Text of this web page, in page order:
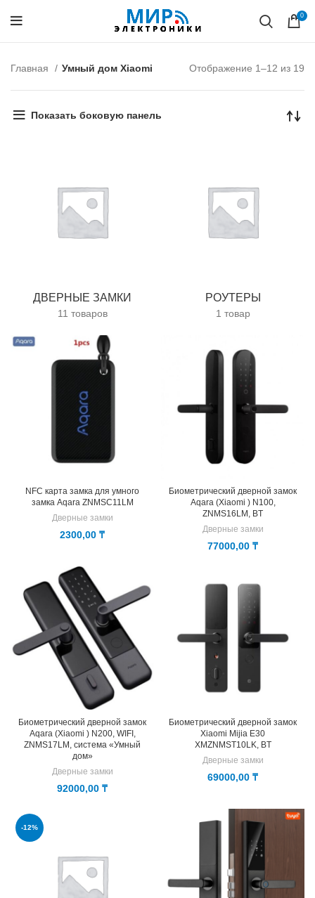
0
Главная Умный дом Xiaomi Отображение 1–12 из 19
Показать боковую панель
ДВЕРНЫЕ ЗАМКИ
11 товаров
РОУТЕРЫ
1 товар
NFC карта замка для умного
замка Aqara ZNMSC11LM
Дверные замки
2300,00 ₸
Биометрический дверной замок
Aqara (Xiaomi ) N100,
ZNMS16LM, BT
Дверные замки
77000,00 ₸
Биометрический дверной замок
Aqara (Xiaomi ) N200, WIFI,
ZNMS17LM, система «Умный
дом»
Дверные замки
92000,00 ₸
Биометрический дверной замок
Xiaomi Mijia E30
XMZNMST10LK, BT
Дверные замки
69000,00 ₸
-12%